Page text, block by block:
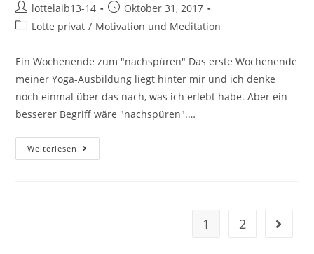
Beitrags-
Autor:
lottelaib13-14
Beitrag
veröffentlicht:
Oktober 31, 2017
Beitrags-
Lotte privat / Motivation und Meditation
Ein Wochenende zum "nachspüren" Das erste Wochenende
meiner Yoga-Ausbildung liegt hinter mir und ich denke
noch einmal über das nach, was ich erlebt habe. Aber ein
besserer Begriff wäre "nachspüren".…
Weiterlesen Nachspüren
Statt
1 2 Gehe